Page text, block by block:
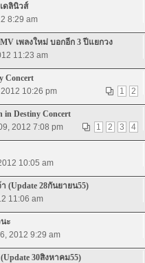
ดลินิวส์
8:29 am
เพลงใหม่ บอกอีก 3 ปีแยกวง
11:23 am
Concert
1
2
10:26 pm
Destiny Concert
1
2 3 4
2012 7:08 pm
10:05 am
(Update 28กันยายน55)
11:06 am
ะ
2012 9:29 am
30สิงหาคม55)